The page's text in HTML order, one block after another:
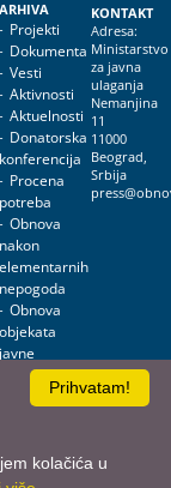
ARHIVA
Projekti
Dokumenta
Vesti
Aktivnosti
Aktuelnosti
Donatorska
konferencija
Procena
potreba
Obnova
nakon
elementarnih
nepogoda
Obnova
objekata
javne
namene
KONTAKT
Adresa:
Ministarstvo
za javna
ulaganja
Nemanjina
11
11000
Beograd,
Srbija
Beograd, Srbija
Prihvatam!
kolačića u